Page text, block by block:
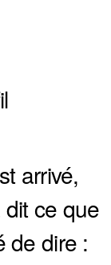
arrivé,
ce que
de dire :